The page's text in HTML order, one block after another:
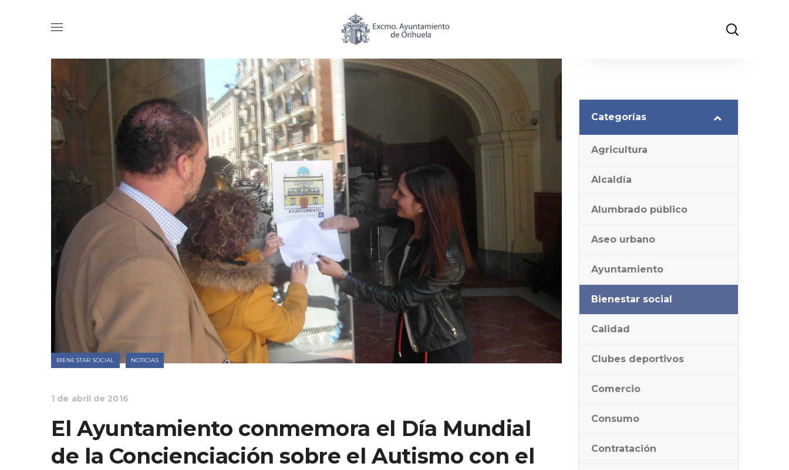
BIENESTAR SOCIAL NOTICIAS
1 de abril de 2016
El Ayuntamiento conmemora el Día Mundial
de la Concienciación sobre el Autismo con el
Categorías
Agricultura
Alcaldía
Alumbrado público
Aseo urbano
Ayuntamiento
Bienestar social
Calidad
Clubes deportivos
Comercio
Consumo
Contratación